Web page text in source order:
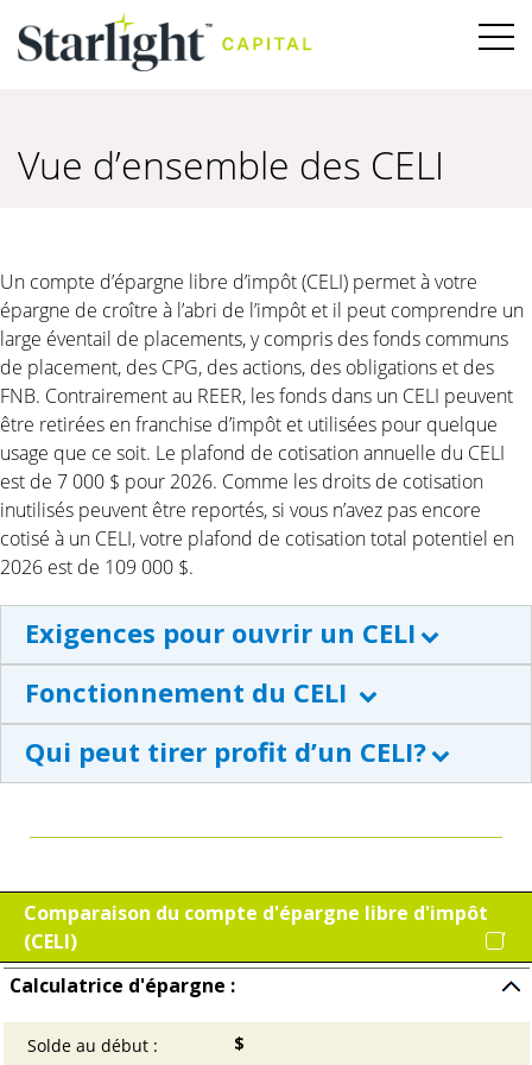
Vue d’ensemble des CELI
Un compte d’épargne libre d’impôt (CELI) permet à votre
épargne de croître à l’abri de l’impôt et il peut comprendre un
large éventail de placements, y compris des fonds communs
de placement, des CPG, des actions, des obligations et des
FNB. Contrairement au REER, les fonds dans un CELI peuvent
être retirées en franchise d’impôt et utilisées pour quelque
usage que ce soit. Le plafond de cotisation annuelle du CELI
est de 7 000 $ pour 2026. Comme les droits de cotisation
inutilisés peuvent être reportés, si vous n’avez pas encore
cotisé à un CELI, votre plafond de cotisation total potentiel en
2026 est de 109 000 $.
Exigences pour ouvrir un CELI
Fonctionnement du CELI
Qui peut tirer profit d’un CELI?
Comparaison du compte d'épargne libre d'impôt
(CELI)
Calculatrice d'épargne :
Solde au début: $